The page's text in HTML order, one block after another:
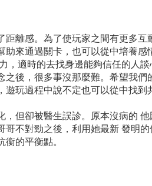
距離感。為了使玩家之間有更多互
助來通過關卡，也可以從中培養感
，適時的去找身邊能夠信任的人
之後，很多事沒那麼難。希望我們
遊玩過程中說不定也可以從中找到
但卻被醫生誤診。原本沒病的 他
哥不對勁之後，利用她最新 發明的
的平衡點。